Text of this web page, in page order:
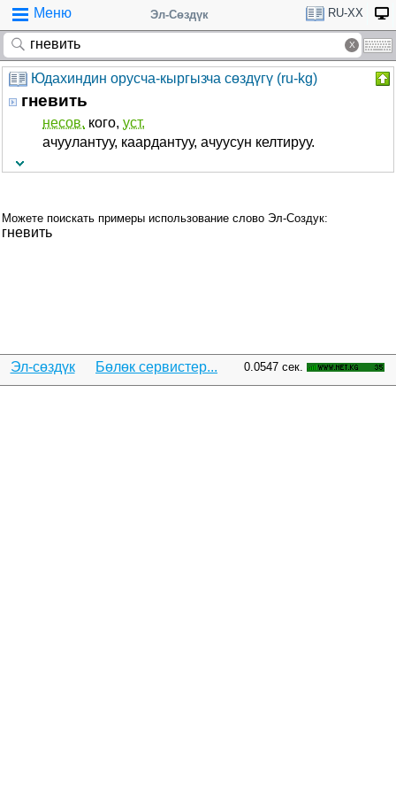
Меню Эл-Сөздүк RU-XX
Юдахиндин орусча-кыргызча сөздүгү (ru-kg)
гневить
несов. кого, уст.
ачуулантуу, каардантуу, ачуусун келтируу.
Можете поискать примеры использование слово Эл-Создук:
гневить
Эл-сөздүк Бөлөк сервистер... 0.0547 сек.